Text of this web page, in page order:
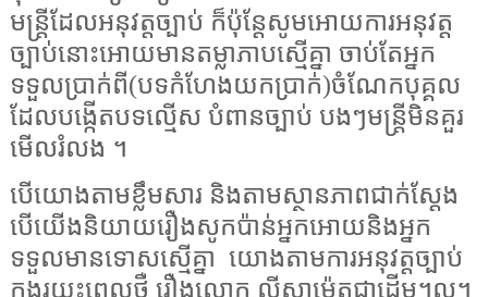
មន្ត្រីដែលអនុវត្តច្បាប់ ក៏ប៉ុន្តែសូមអោយការអនុវត្ត
ច្បាប់នោះអោយមានតម្លាភាបស្មើគ្នា ចាប់តែអ្នក
ទទួលប្រាក់ពី(បទកំហែងយកប្រាក់)ចំណែកបុគ្គល
ដែលបង្កើតបទល្មើស បំពានច្បាប់ បងៗមន្ត្រីមិនគួរ
មើលរំលង ។
បើយោងតាមខ្លឹមសារ និងតាមស្ថានភាពជាក់ស្តែង
បើយើងនិយាយរឿងសូកប៉ាន់​អ្នកអោយនិងអ្នក
ទទួលមានទោសស្មើគ្នា យោងតាមការអនុវត្តច្បាប់
ក្នុងរយះពេលថ្មឺ រឿងលោក លី​សាម៉េតជាដើម។ល។